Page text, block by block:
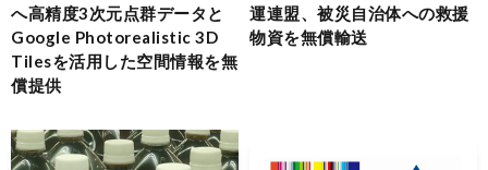
へ高精度3次元点群データと
Google Photorealistic 3D
Tilesを活用した空間情報を無
償提供
運連盟、被災自治体への救援
物資を無償輸送